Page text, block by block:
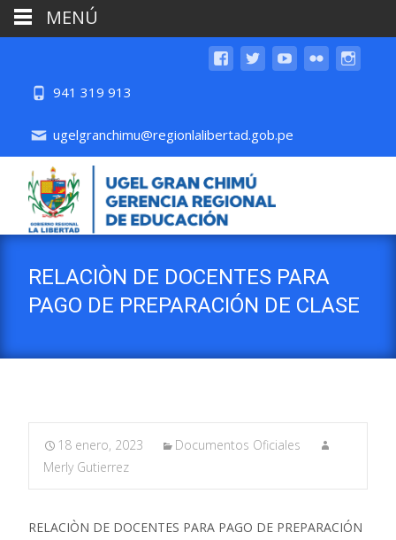
941 319 913
ugelgranchimu@regionlalibertad.gob.pe
RELACIÒN DE DOCENTES PARA
PAGO DE PREPARACIÓN DE CLASE
18 enero, 2023
Documentos Oficiales
Merly Gutierrez
RELACIÒN DE DOCENTES PARA PAGO DE PREPARACIÓN
MENÚ